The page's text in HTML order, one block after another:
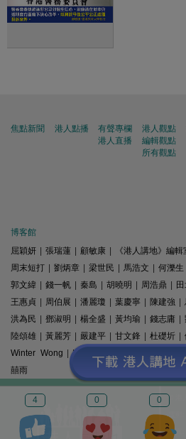
4 0 0
焦點新聞 港人點播
有聲專欄
港人直播
港人觀點
編輯觀點
所有觀點
博客館
屈穎妍
張瑞蓮 顧敏康 《港人講地》編輯
周末短打
劉炳章 梁世民 馬浩文 何濼生
郭文緯
錢一帆 秦島 胡曉明 周浩鼎
王惠貞
周伯展 潘麗瓊 葉慶寧 陳建強
洪為民
鄧淑明 楊全盛 黃均瑜 錢志庸
陸頌雄
黃麗芳 嚴建平 甘文鋒 杜礎圻
Winter Wong
K2 梁文新 羅崑 姚銘
囍雨
© 港
電
傳真: